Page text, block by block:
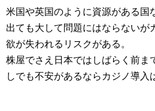
米国や英国のように資源がある国
出ても大して問題にはならないが
欲が失われるリスクがある。
株屋でさえ日本ではしばらく前ま
しでも不安があるならカジノ導入